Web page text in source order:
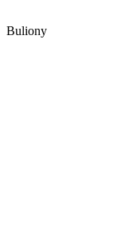
Buliony